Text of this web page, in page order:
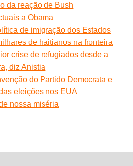
da reação de Bush
a Obama
de imigração dos Estados
de haitianos na fronteira
crise de refugiados desde a
diz Anistia
do Partido Democrata e
eleições nos EUA
nossa miséria